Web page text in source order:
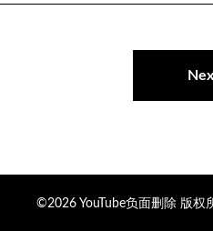
©2026 YouTube负面删除 版权